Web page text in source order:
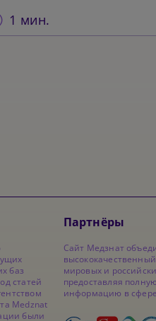
1 мин.
баз
статей
Medznat
были
Партнёры
Сайт Медзнат
мировых и
предоставляя
информацию в